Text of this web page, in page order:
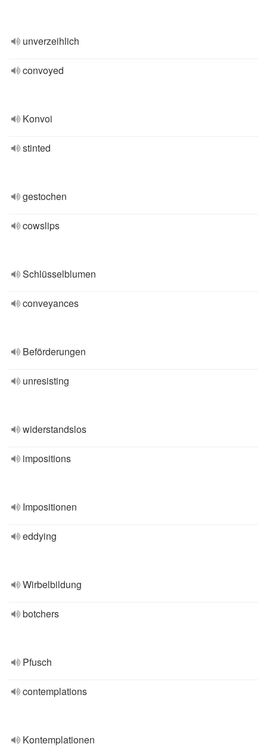
unverzeihlich
convoyed
Konvoi
stinted
gestochen
cowslips
Schlüsselblumen
conveyances
Beförderungen
unresisting
widerstandslos
impositions
Impositionen
eddying
Wirbelbildung
botchers
Pfusch
contemplations
Kontemplationen